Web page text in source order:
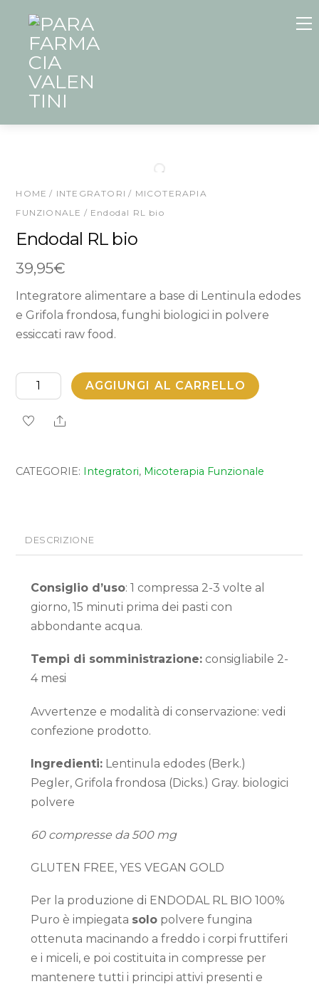
content
HOME / INTEGRATORI / MICOTERAPIA
FUNZIONALE / Endodal RL bio
Endodal RL bio
39,95€
Integratore alimentare a base di Lentinula edodes
e Grifola frondosa, funghi biologici in polvere
essiccati raw food.
Endodal
RL
bio
AGGIUNGI AL CARRELLO
Share
CATEGORIE: Integratori, Micoterapia Funzionale
DESCRIZIONE
Consiglio d’uso: 1 compressa 2-3 volte al
giorno, 15 minuti prima dei pasti con
abbondante acqua.
Tempi di somministrazione:consigliabile 2-
4 mesi
Avvertenze e modalità di conservazione: vedi
confezione prodotto.
Ingredienti:Lentinula edodes (Berk.)
Pegler, Grifola frondosa (Dicks.) Gray. biologici
polvere
60 compresse da 500 mg
GLUTEN FREE, YES VEGAN GOLD
Per la produzione di ENDODAL RL BIO 100%
Puro è impiegata solopolvere fungina
ottenuta macinando a freddo i corpi fruttiferi
e i miceli, e poi costituita in compresse per
mantenere tutti i principi attivi presenti e